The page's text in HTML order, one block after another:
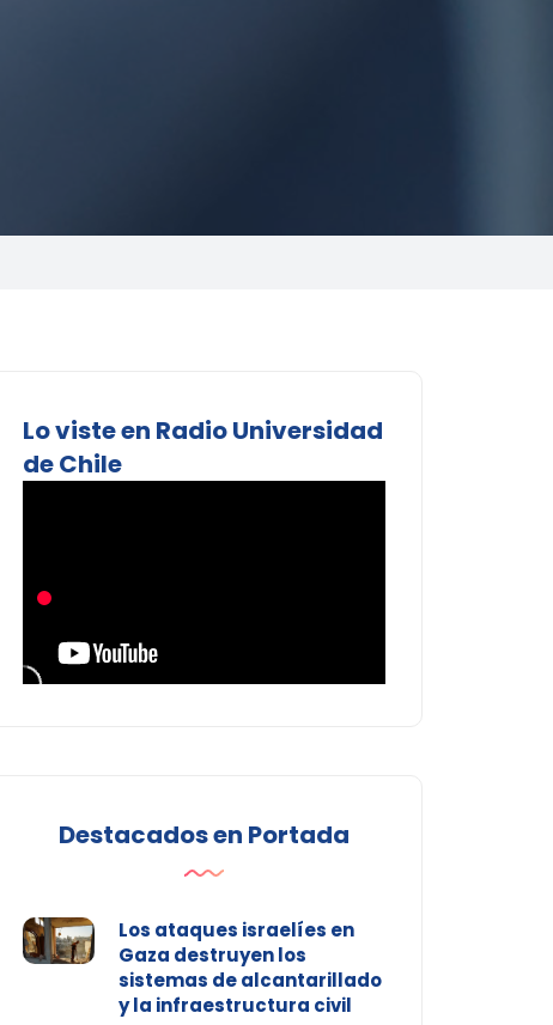
Lo viste en Radio Universidad
de Chile
Destacados en Portada
Los ataques israelíes en
Gaza destruyen los
sistemas de alcantarillado
y la infraestructura civil